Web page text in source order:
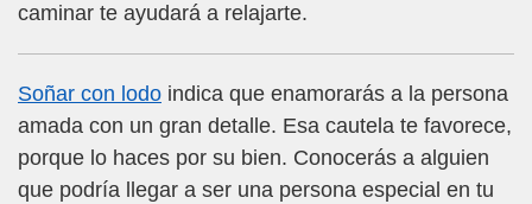
caminar te ayudará a relajarte.
Soñar con lodo indica que enamorarás a la persona
amada con un gran detalle. Esa cautela te favorece,
porque lo haces por su bien. Conocerás a alguien
que podría llegar a ser una persona especial en tu